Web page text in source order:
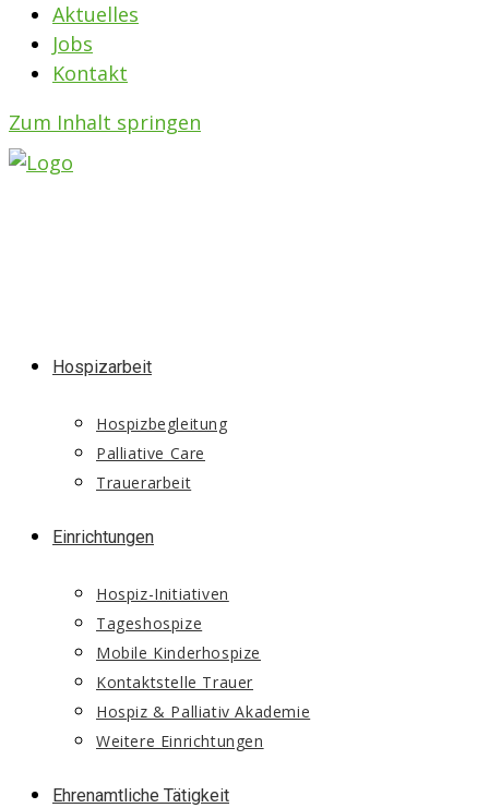
Aktuelles
Jobs
Kontakt
Zum Inhalt springen
Hospizarbeit
Hospizbegleitung
Palliative Care
Trauerarbeit
Einrichtungen
Hospiz-Initiativen
Tageshospize
Mobile Kinderhospize
Kontaktstelle Trauer
Hospiz & Palliativ Akademie
Weitere Einrichtungen
Ehrenamtliche Tätigkeit